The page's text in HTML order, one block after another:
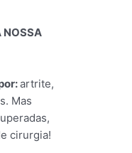
NOSSA
artrite,
Mas
cirurgia!